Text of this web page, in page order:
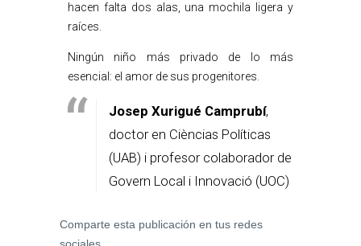
hacen falta dos alas, una mochila ligera y
raíces.
Ningún niño más privado de lo más
esencial: el amor de sus progenitores.
Josep Xurigué Camprubí,
doctor en Cièncias Políticas
(UAB) i profesor colaborador de
Govern Local i Innovació (UOC)
Comparte esta publicación en tus redes
sociales